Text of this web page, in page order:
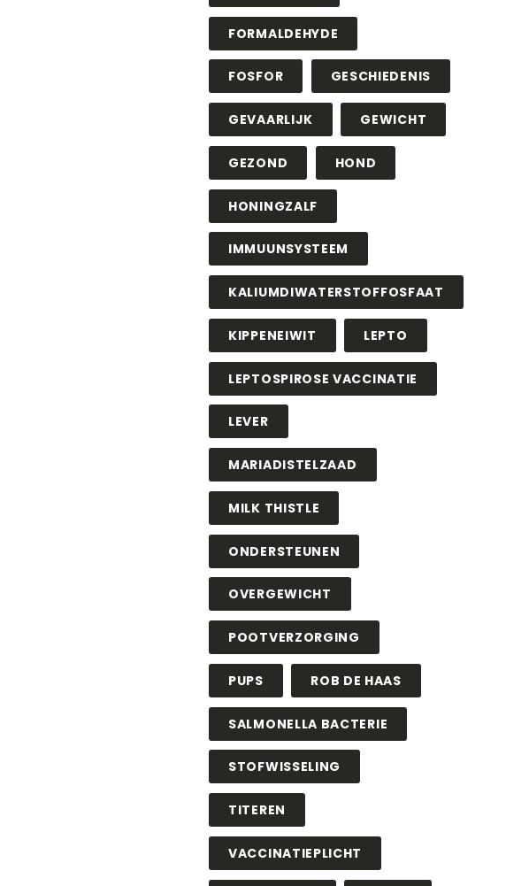
FORMALDEHYDE
FOSFOR GESCHIEDENIS
GEVAARLIJK GEWICHT
GEZOND HOND
HONINGZALF
IMMUUNSYSTEEM
KALIUMDIWATERSTOFFOSFAAT
KIPPENEIWIT LEPTO
LEPTOSPIROSE VACCINATIE
LEVER
MARIADISTELZAAD
MILK THISTLE
ONDERSTEUNEN
OVERGEWICHT
POOTVERZORGING
PUPS ROB DE HAAS
SALMONELLA BACTERIE
STOFWISSELING
TITEREN
VACCINATIEPLICHT